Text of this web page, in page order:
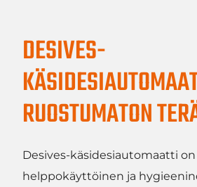
DESIVES-
RUOSTUMATON
Desives-käsidesiautomaatti on
helppokäyttöinen ja